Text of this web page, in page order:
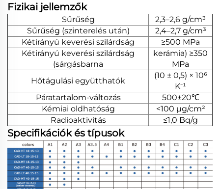
Fizikai jellemzők
Sűrűség
2,3–2,6 g/cm³
Sűrűség (szinterelés után)
2,4–2,7 g/cm³
Kétirányú keverési szilárdság
≥500 MPa
Kétirányú keverési szilárdság
(sárgásbarna
kerámia) ≥350
MPa
Hőtágulási együtthatók
(10 ± 0,5) × 10⁶
K⁻¹
Páratartalom-változás
500±20℃
Kémiai oldhatóság
<100 μg/cm²
Radioaktivitás
≤1,0 Bq/g
Specifikációk és típusok